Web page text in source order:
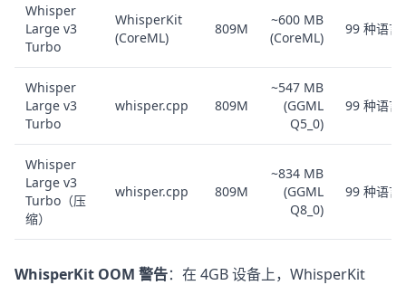
Whisper
Large v3
Turbo
WhisperKit
(CoreML)
809M
~600 MB
(CoreML)
99 种语言
Whisper
Large v3
Turbo
whisper.cpp 809M
~547 MB
(GGML
Q5_0)
99 种语言
Whisper
Large v3
Turbo（压
缩）
whisper.cpp 809M
~834 MB
(GGML
Q8_0)
99 种语言
WhisperKit OOM 警告：在 4GB 设备上，WhisperKit